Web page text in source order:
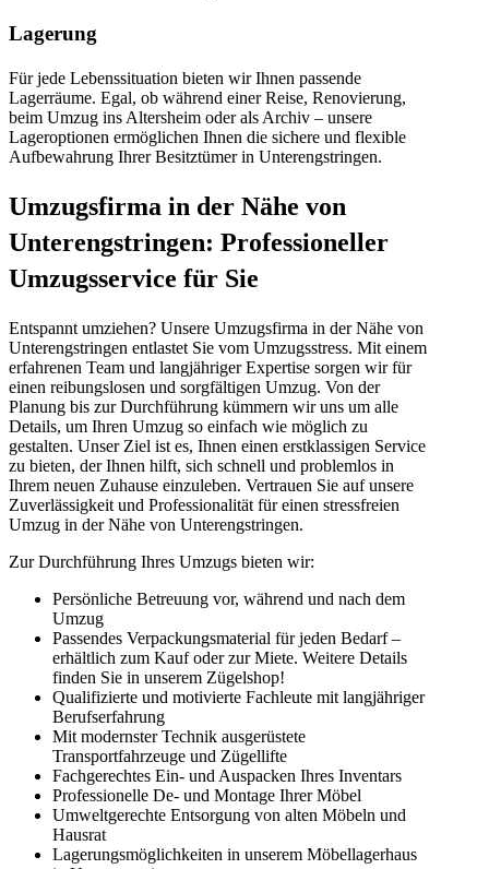
Lagerung
Für jede Lebenssituation bieten wir Ihnen passende
Lagerräume. Egal, ob während einer Reise, Renovierung,
beim Umzug ins Altersheim oder als Archiv – unsere
Lageroptionen ermöglichen Ihnen die sichere und flexible
Aufbewahrung Ihrer Besitztümer in Unterengstringen.
Umzugsfirma in der Nähe von
Unterengstringen: Professioneller
Umzugsservice für Sie
Entspannt umziehen? Unsere Umzugsfirma in der Nähe von
Unterengstringen entlastet Sie vom Umzugsstress. Mit einem
erfahrenen Team und langjähriger Expertise sorgen wir für
einen reibungslosen und sorgfältigen Umzug. Von der
Planung bis zur Durchführung kümmern wir uns um alle
Details, um Ihren Umzug so einfach wie möglich zu
gestalten. Unser Ziel ist es, Ihnen einen erstklassigen Service
zu bieten, der Ihnen hilft, sich schnell und problemlos in
Ihrem neuen Zuhause einzuleben. Vertrauen Sie auf unsere
Zuverlässigkeit und Professionalität für einen stressfreien
Umzug in der Nähe von Unterengstringen.
Zur Durchführung Ihres Umzugs bieten wir:
Persönliche Betreuung vor, während und nach dem
Umzug
Passendes Verpackungsmaterial für jeden Bedarf –
erhältlich zum Kauf oder zur Miete. Weitere Details
finden Sie in unserem Zügelshop!
Qualifizierte und motivierte Fachleute mit langjähriger
Berufserfahrung
Mit modernster Technik ausgerüstete
Transportfahrzeuge und Zügellifte
Fachgerechtes Ein- und Auspacken Ihres Inventars
Professionelle De- und Montage Ihrer Möbel
Umweltgerechte Entsorgung von alten Möbeln und
Hausrat
Lagerungsmöglichkeiten in unserem Möbellagerhaus